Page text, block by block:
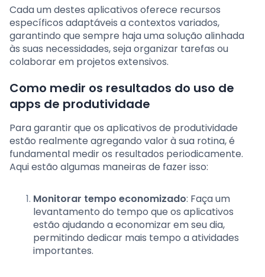
Cada um destes aplicativos oferece recursos
específicos adaptáveis a contextos variados,
garantindo que sempre haja uma solução alinhada
às suas necessidades, seja organizar tarefas ou
colaborar em projetos extensivos.
Como medir os resultados do uso de
apps de produtividade
Para garantir que os aplicativos de produtividade
estão realmente agregando valor à sua rotina, é
fundamental medir os resultados periodicamente.
Aqui estão algumas maneiras de fazer isso:
Monitorar tempo economizado: Faça um
levantamento do tempo que os aplicativos
estão ajudando a economizar em seu dia,
permitindo dedicar mais tempo a atividades
importantes.